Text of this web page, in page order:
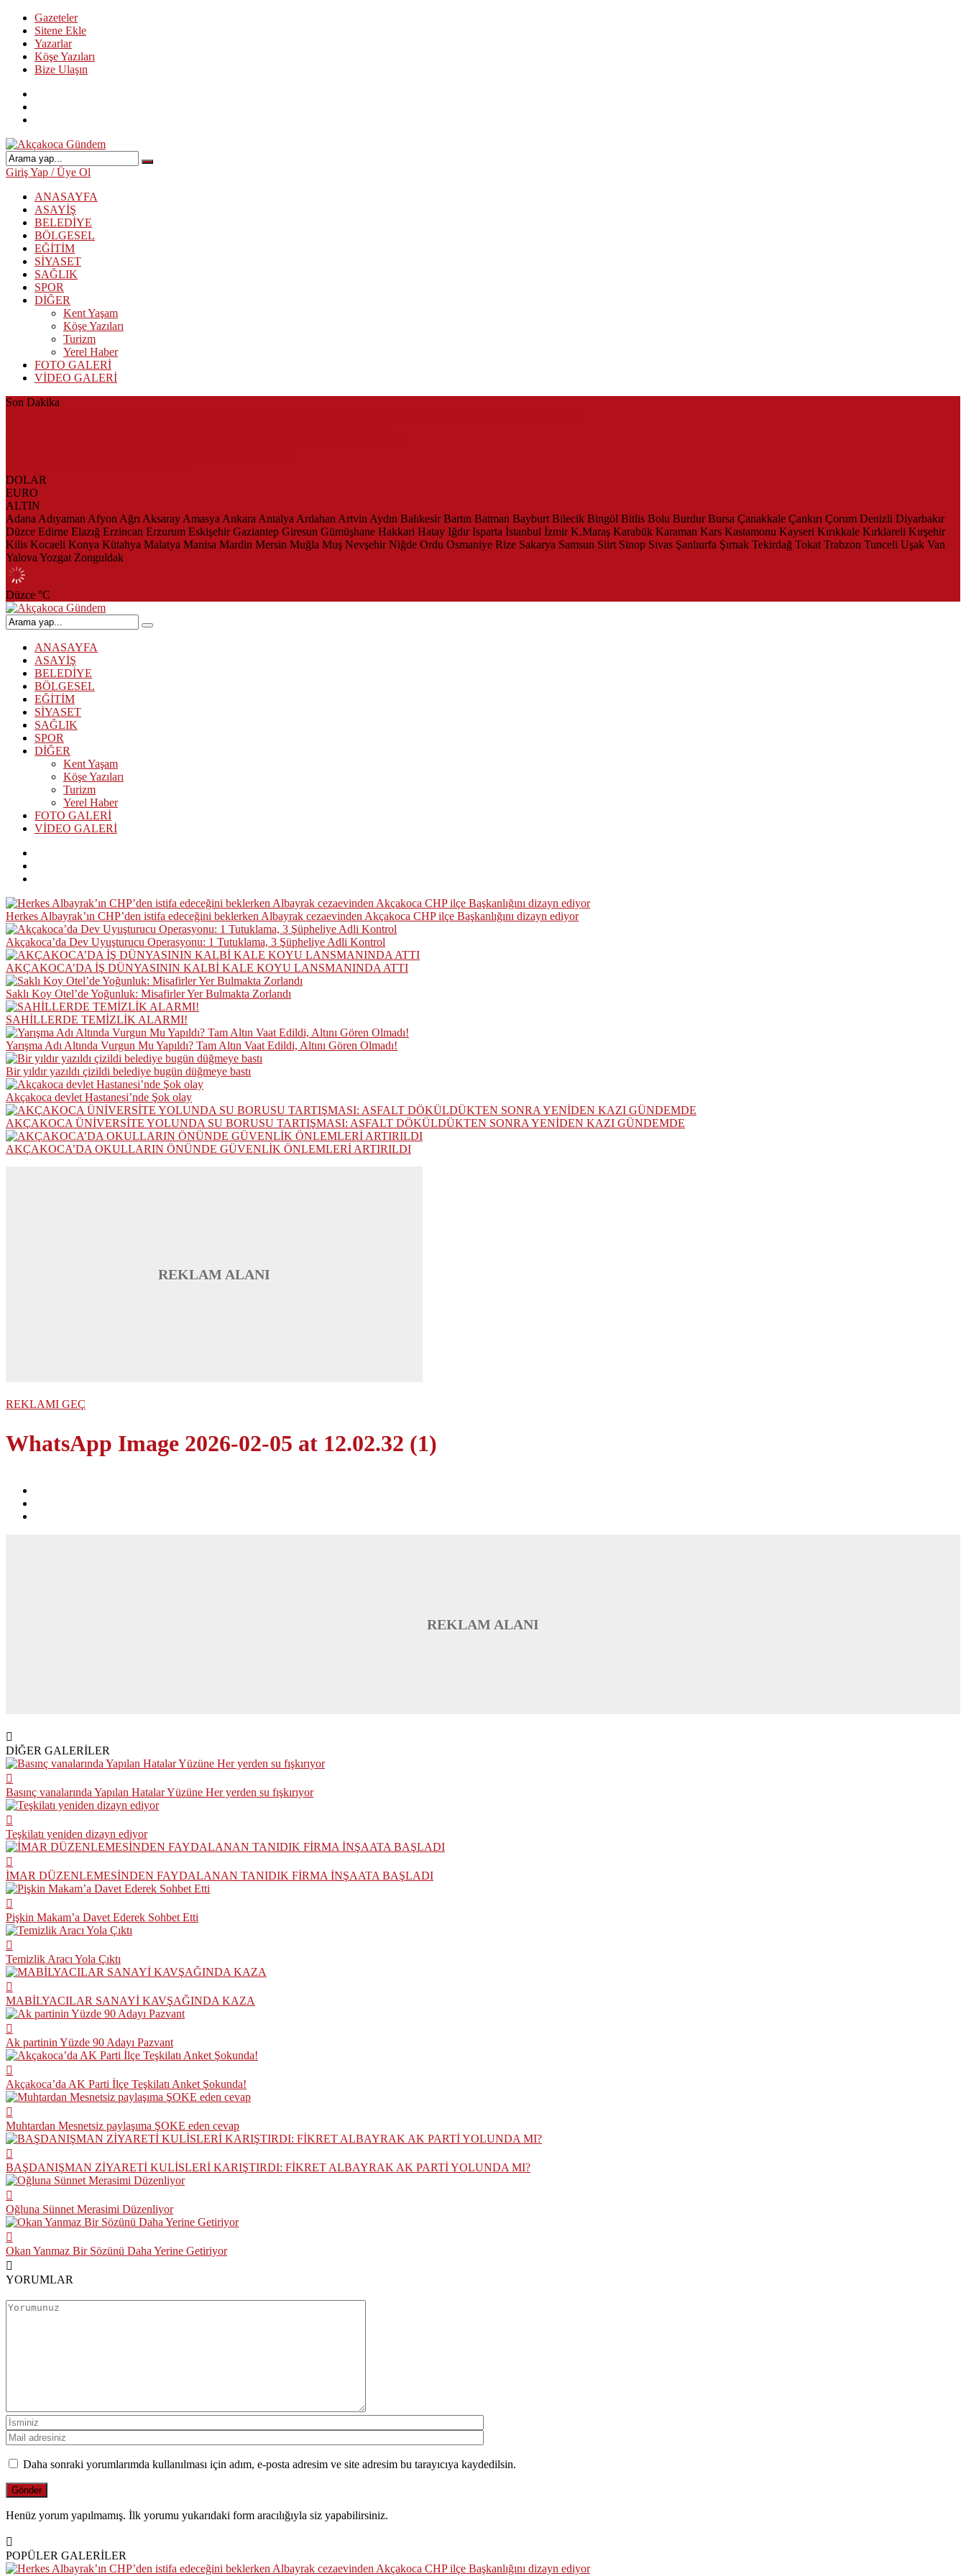
Gazeteler
Sitene Ekle
Yazarlar
Köşe Yazıları
Bize Ulaşın
Giriş Yap / Üye Ol
ANASAYFA
ASAYİŞ
BELEDİYE
BÖLGESEL
EĞİTİM
SİYASET
SAĞLIK
SPOR
DİĞER
Kent Yaşam
Köşe Yazıları
Turizm
Yerel Haber
FOTO GALERİ
VİDEO GALERİ
Son Dakika
DOLAR
EURO
ALTIN
Adana Adıyaman Afyon Ağrı Aksaray Amasya Ankara Antalya Ardahan Artvin Aydın Balıkesir Bartın Batman Bayburt Bilecik Bingöl Bitlis Bolu Burdur Bursa Çanakkale Çankırı Çorum Denizli Diyarbakır
Düzce Edirne Elazığ Erzincan Erzurum Eskişehir Gaziantep Giresun Gümüşhane Hakkari Hatay Iğdır Isparta İstanbul İzmir K.Maraş Karabük Karaman Kars Kastamonu Kayseri Kırıkkale Kırklareli Kırşehir
Kilis Kocaeli Konya Kütahya Malatya Manisa Mardin Mersin Muğla Muş Nevşehir Niğde Ordu Osmaniye Rize Sakarya Samsun Siirt Sinop Sivas Şanlıurfa Şırnak Tekirdağ Tokat Trabzon Tunceli Uşak Van
Yalova Yozgat Zonguldak
Düzce °C
ANASAYFA
ASAYİŞ
BELEDİYE
BÖLGESEL
EĞİTİM
SİYASET
SAĞLIK
SPOR
DİĞER
Kent Yaşam
Köşe Yazıları
Turizm
Yerel Haber
FOTO GALERİ
VİDEO GALERİ
Herkes Albayrak’ın CHP’den istifa edeceğini beklerken Albayrak cezaevinden Akçakoca CHP ilçe Başkanlığını dizayn ediyor
Akçakoca’da Dev Uyuşturucu Operasyonu: 1 Tutuklama, 3 Şüpheliye Adli Kontrol
AKÇAKOCA’DA İŞ DÜNYASININ KALBİ KALE KOYU LANSMANINDA ATTI
Saklı Koy Otel’de Yoğunluk: Misafirler Yer Bulmakta Zorlandı
SAHİLLERDE TEMİZLİK ALARMI!
Yarışma Adı Altında Vurgun Mu Yapıldı? Tam Altın Vaat Edildi, Altını Gören Olmadı!
Bir yıldır yazıldı çizildi belediye bugün düğmeye bastı
Akçakoca devlet Hastanesi’nde Şok olay
AKÇAKOCA ÜNİVERSİTE YOLUNDA SU BORUSU TARTIŞMASI: ASFALT DÖKÜLDÜKTEN SONRA YENİDEN KAZI GÜNDEMDE
AKÇAKOCA’DA OKULLARIN ÖNÜNDE GÜVENLİK ÖNLEMLERİ ARTIRILDI
REKLAM ALANI
REKLAMI GEÇ
WhatsApp Image 2026-02-05 at 12.02.32 (1)
REKLAM ALANI
DİĞER GALERİLER
Basınç vanalarında Yapılan Hatalar Yüzüne Her yerden su fışkırıyor
Teşkilatı yeniden dizayn ediyor
İMAR DÜZENLEMESİNDEN FAYDALANAN TANIDIK FİRMA İNŞAATA BAŞLADI
Pişkin Makam’a Davet Ederek Sohbet Etti
Temizlik Aracı Yola Çıktı
MABİLYACILAR SANAYİ KAVŞAĞINDA KAZA
Ak partinin Yüzde 90 Adayı Pazvant
Akçakoca’da AK Parti İlçe Teşkilatı Anket Şokunda!
Muhtardan Mesnetsiz paylaşıma ŞOKE eden cevap
BAŞDANIŞMAN ZİYARETİ KULİSLERİ KARIŞTIRDI: FİKRET ALBAYRAK AK PARTİ YOLUNDA MI?
Oğluna Sünnet Merasimi Düzenliyor
Okan Yanmaz Bir Sözünü Daha Yerine Getiriyor
YORUMLAR
Daha sonraki yorumlarımda kullanılması için adım, e-posta adresim ve site adresim bu tarayıcıya kaydedilsin.
Henüz yorum yapılmamış. İlk yorumu yukarıdaki form aracılığıyla siz yapabilirsiniz.
POPÜLER GALERİLER